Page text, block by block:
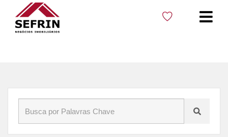
Início»Blog »Condomínio horizontal